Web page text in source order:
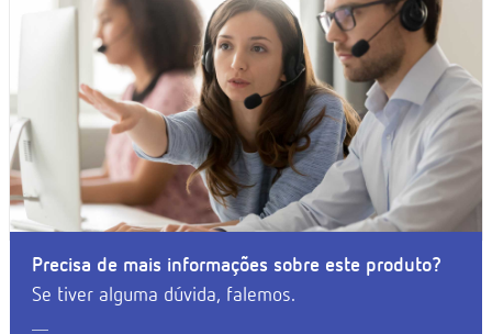
Precisa de mais informações sobre este produto?
Se tiver alguma dúvida, falemos.